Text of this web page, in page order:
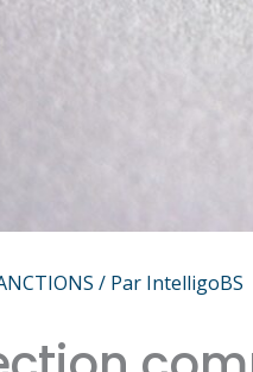
/ Par IntelligoBS